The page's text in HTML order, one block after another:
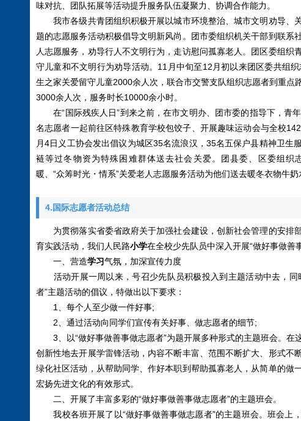
味对抗、团队拓展等活动提升服务队伍凝聚力、协调合作能力。
我市各级共青团组织积极开展以城市环境整治、城市文明劝导、
题的志愿服务活动积极倡导文明新风尚。团市委组织机关干部到联系
人志愿服务，劝导行人不文明行为，走访慰问孤寡老人。团区委组织
守儿童和不文明行为劝导活动。11月中旬至12月初以来团区委共组
生之家关爱留守儿童2000余人次，联合市交警支队组织志愿者到重点
3000余人次，服务时长10000余小时。
在“国际残疾人日”到来之前，在市文明办、团市委的指导下，青
名志愿者一起前往区特殊教育学校包饺子、开展趣味运动会与全校
月4日义工协会发出倡议为城区35名流浪汉，35名五保户县精神卫生
裢等过冬物资为特殊困难群体送去社会关爱。团县委、区委组织
暖、“众筹时光・情系”关爱老人志愿服务活动为他们送去暖冬衣物牛奶
4.国际志愿者活动总结
为贯彻落实省委省政府关于加强社会建设，创新社会管理的安排
育实践活动，我们人民路小学在全校少先队员中深入开展“做好事做善
一、营造学习气氛，加深宣传力度
活动开展一周以来，号召少先队员积极投入到主题活动中去，同
者”主题活动的倡议，特做出以下要求：
1、每个人至少做一件好事;
2、通过活动向同学们宣传有关好事、做志愿者的细节;
3、以“做好事做善事做志愿者”为题开展多种形式的主题班会。在
创新性地去开展学雷锋活动，内容不断丰富、范围不断扩大、形式不
绿化社区活动，从帮助同学、作好本职到帮助孤寡老人，从简单的做
宏扬先进文化的有效形式。
二、开展了丰富多彩的“做好事做善事做志愿者”的主题班会。
我校各班开展了以“做好事做善事做志愿者”的主题班会。班会上